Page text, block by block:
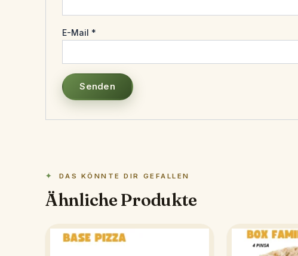
E-Mail *
DAS KÖNNTE DIR GEFALLEN
Ähnliche Produkte